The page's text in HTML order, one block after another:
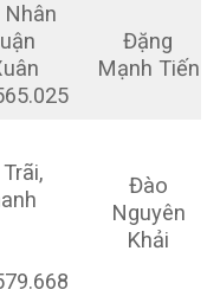
Đặng
Mạnh Tiến
Đào
Nguyên
Khải